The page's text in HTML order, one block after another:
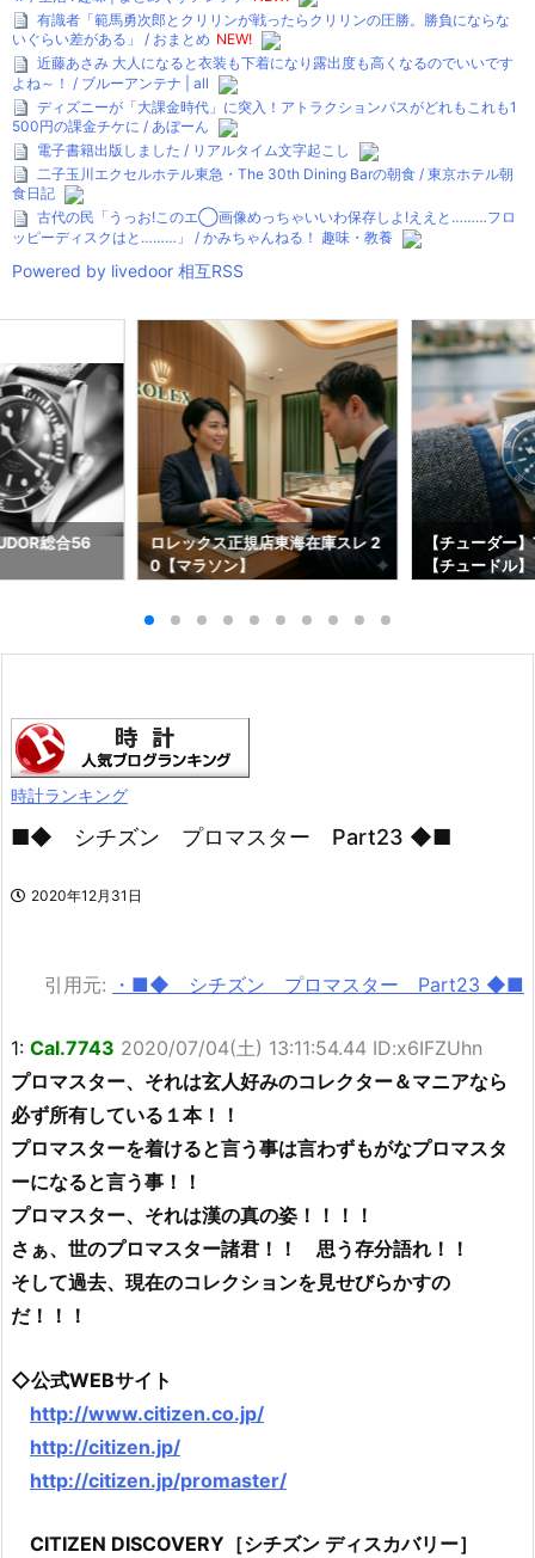
有識者「範馬勇次郎とクリリンが戦ったらクリリンの圧勝。勝負にならな
いぐらい差がある」 / おまとめ NEW!
近藤あさみ 大人になると衣装も下着になり露出度も高くなるのでいいです
よね～！ / ブルーアンテナ | all
ディズニーが「大課金時代」に突入！アトラクションパスがどれもこれも1
500円の課金チケに / あぼーん
電子書籍出版しました / リアルタイム文字起こし
二子玉川エクセルホテル東急・The 30th Dining Barの朝食 / 東京ホテル朝
食日記
古代の民「うっお!このエ◯画像めっちゃいいわ保存しよ!ええと………フロ
ッピーディスクはと………」 / かみちゃんねる！ 趣味・教養
Powered by livedoor 相互RSS
総合56
ロレックス正規店東海在庫スレ 2
0【マラソン】
【チューダー
【チュードル】
時計ランキング
■◆ シチズン プロマスター Part23 ◆■
2020年12月31日
引用元: ・■◆ シチズン プロマスター Part23 ◆■
1: Cal.7743 2020/07/04(土) 13:11:54.44 ID:x6IFZUhn
プロマスター、それは玄人好みのコレクター＆マニアなら
必ず所有している１本！！
プロマスターを着けると言う事は言わずもがなプロマスタ
ーになると言う事！！
プロマスター、それは漢の真の姿！！！！
さぁ、世のプロマスター諸君！！ 思う存分語れ！！
そして過去、現在のコレクションを見せびらかすの
だ！！！
◇公式WEBサイト
http://www.citizen.co.jp/
http://citizen.jp/
http://citizen.jp/promaster/
CITIZEN DISCOVERY［シチズン ディスカバリー］